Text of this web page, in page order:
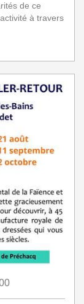
de ce
à travers